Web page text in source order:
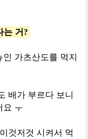
는 거?
가츠산도를 먹지
배가 부르다 보니
요 ㅜ
것저것 시켜서 먹